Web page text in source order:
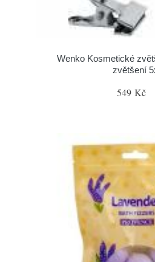
Wenko Kosmetické
zvětšení
549 Kč